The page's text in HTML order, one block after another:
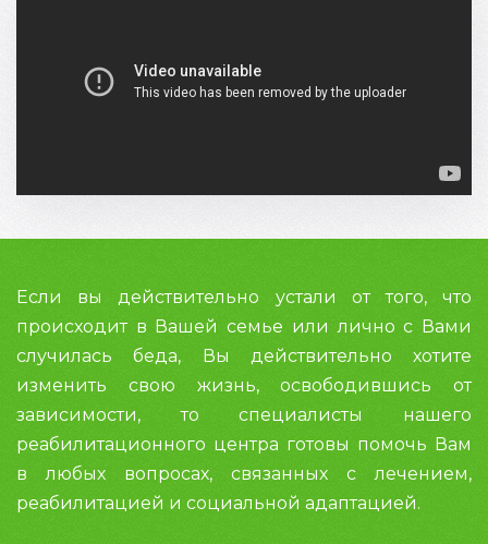
Если вы действительно устали от того, что
происходит в Вашей семье или лично с Вами
случилась беда, Вы действительно хотите
изменить свою жизнь, освободившись от
зависимости, то специалисты нашего
реабилитационного центра готовы помочь Вам
в любых вопросах, связанных с лечением,
реабилитацией и социальной адаптацией.